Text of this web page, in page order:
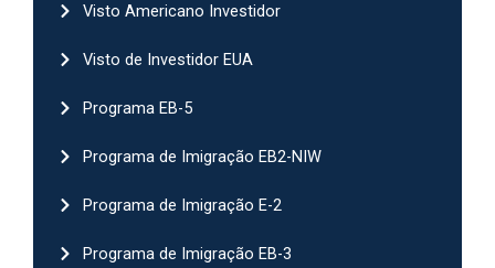
Visto Americano Investidor
Visto de Investidor EUA
Programa EB-5
Programa de Imigração EB2-NIW
Programa de Imigração E-2
Programa de Imigração EB-3